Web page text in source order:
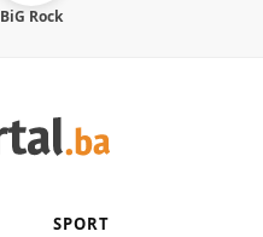
BiG Rock
SPORT